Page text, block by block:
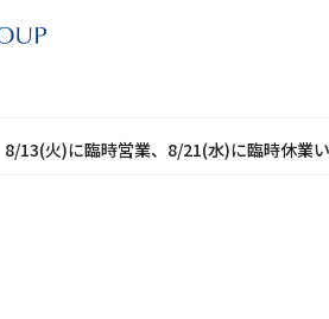
8/13(火)に臨時営業、8/21(水)に臨時休業